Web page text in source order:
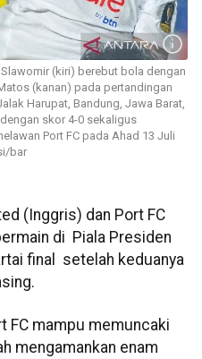
(kiri) berebut bola dengan
(kanan) pada pertandingan
Harupat, Bandung, Jawa Barat,
skor 4-0 sekaligus
Port FC pada Ahad 13 Juli
bar
(Inggris) dan Port FC
di Piala Presiden
final setelah keduanya
FC mampu memuncaki
mengamankan enam